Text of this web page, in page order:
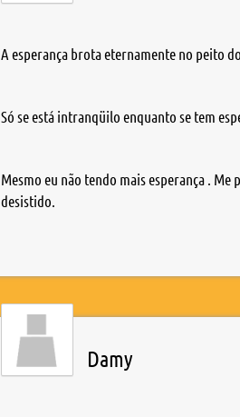
A esperança brota eternamente no peito
Só se está intranqüilo enquanto se tem
Mesmo eu não tendo mais esperança .
desistido.
Damy